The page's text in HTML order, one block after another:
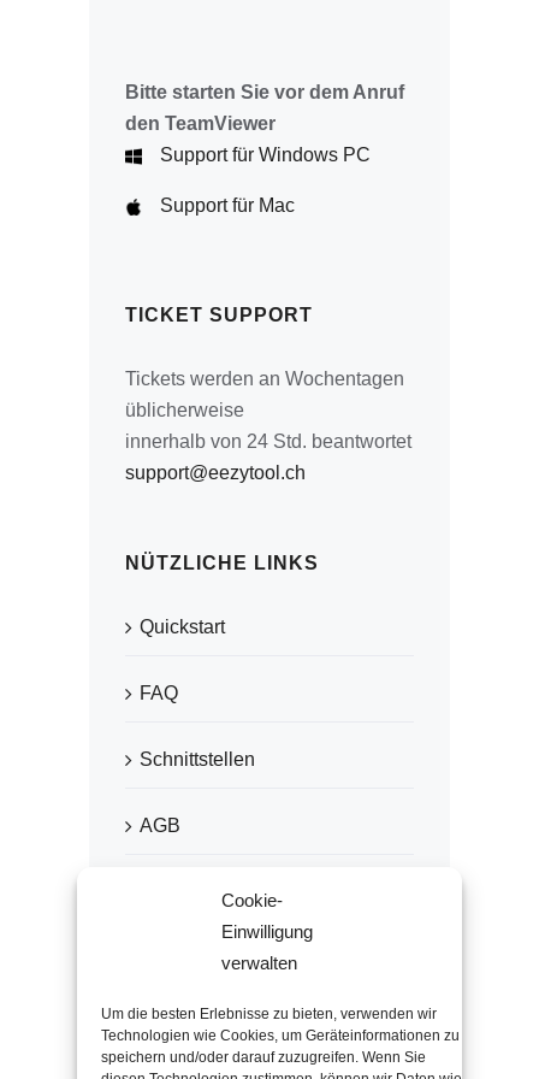
Cookie-
Einwilligung
verwalten
Um die besten Erlebnisse zu bieten, verwenden wir
Technologien wie Cookies, um Geräteinformationen zu
speichern und/oder darauf zuzugreifen. Wenn Sie
Bitte starten Sie vor dem Anruf
den TeamViewer
Support für Windows PC
Support für Mac
TICKET SUPPORT
Tickets werden an Wochentagen
üblicherweise
innerhalb von 24 Std. beantwortet
support@eezytool.ch
NÜTZLICHE LINKS
Quickstart
FAQ
Schnittstellen
AGB
Datenschutz
Impressum
EMPFOHLEN VON